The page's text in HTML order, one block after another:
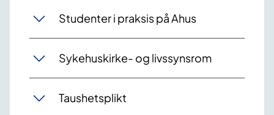
Studenter i praksis på Ahus
Sykehuskirke- og livssynsrom
Taushetsplikt